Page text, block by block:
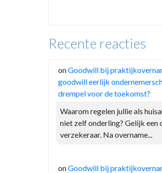
Recente reacties
onGoodwill bij
goodwill eerlijk
drempel voor de toekomst?
Waarom regelen jullie als
niet zelf onderling? Gelijk een
verzekeraar. Na overname...
onGoodwill bij